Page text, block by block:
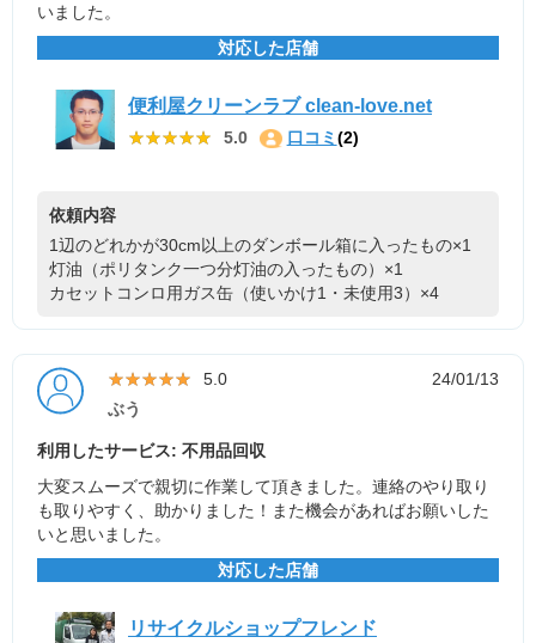
いました。
対応した店舗
便利屋クリーンラブ clean-love.net
★★★★★
★★★★★ 5.0 口コミ (2)
依頼内容
1辺のどれかが30cm以上のダンボール箱に入ったもの×1
灯油（ポリタンク一つ分灯油の入ったもの）×1
カセットコンロ用ガス缶（使いかけ1・未使用3）×4
★★★★★
★★★★★ 5.0
24/01/13
ぶう
利用したサービス: 不用品回収
大変スムーズで親切に作業して頂きました。連絡のやり取り
も取りやすく、助かりました！また機会があればお願いした
いと思いました。
対応した店舗
リサイクルショップフレンド